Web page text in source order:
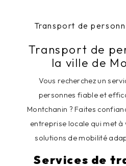
Transport de
Transport de
la ville de
Vous recherchez un
personnes fiable et
Montchanin ? Faites
entreprise locale qui met
solutions de mobilité
Services de